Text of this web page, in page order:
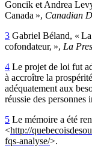
Goncik et Andrea
Canada », Canadian
3 Gabriel Béland, «
cofondateur, », La
4 Le projet de loi fut
à accroître la
adéquatement aux
réussie des personnes
5 Le mémoire a été
<http://
fqs-analyse/>.